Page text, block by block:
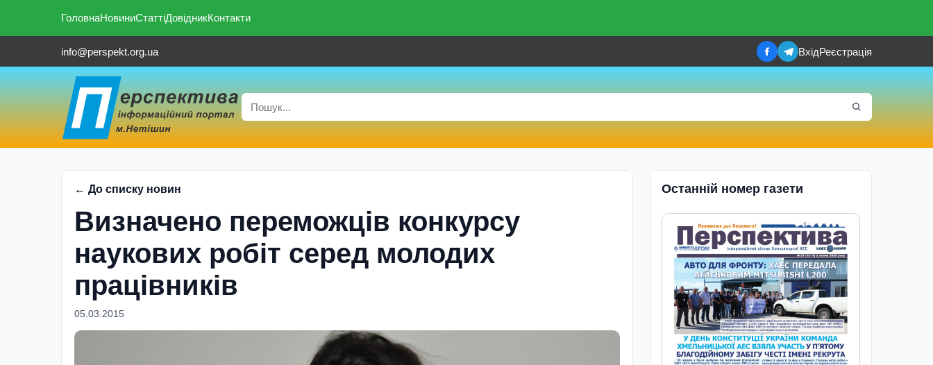
ГоловнаНовиниСтаттіДовідникКонтакти
info@perspekt.org.ua ВхідРеєстрація
← До списку новин
Визначено переможців конкурсу
наукових робіт серед молодих
працівників
05.03.2015
Останній номер газети